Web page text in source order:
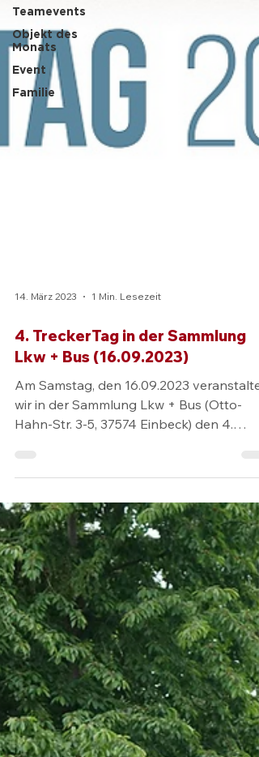
Teamevents
Objekt des
Monats
Event
Familie
14. März 2023 1 Min. Lesezeit
4. TreckerTag in der Sammlung
Lkw + Bus (16.09.2023)
Am Samstag, den 16.09.2023
Treckertag. Traditionell sind bei diesem
unserer Nutzfahrzeugsammlung in
Bewegung – so auch viele der rund 30
Schlepper aus der Sammlungs-
Ausstellung „LANZ-Wirtschaft“. Wie auch
in den Vorjahren sind Besucher mit
eigenen landwirtschaftlichen Fahrzeugen
aller Fabrikate willkommen. Dabei
anreisende Traktoristen mit histo